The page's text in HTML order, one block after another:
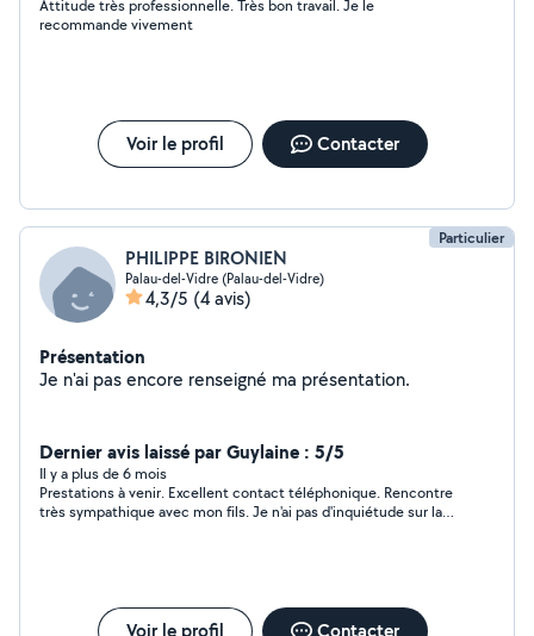
Attitude très professionnelle. Très bon travail. Je le
recommande vivement
Voir le profil Contacter
Particulier
PHILIPPE BIRONIEN
Palau-del-Vidre (Palau-del-Vidre)
4,3/5 (4 avis)
Présentation
Je n'ai pas encore renseigné ma présentation.
Dernier avis laissé par Guylaine : 5/5
Il y a plus de 6 mois
Prestations à venir. Excellent contact téléphonique. Rencontre
très sympathique avec mon fils. Je n'ai pas d'inquiétude sur la
Voir le profil Contacter